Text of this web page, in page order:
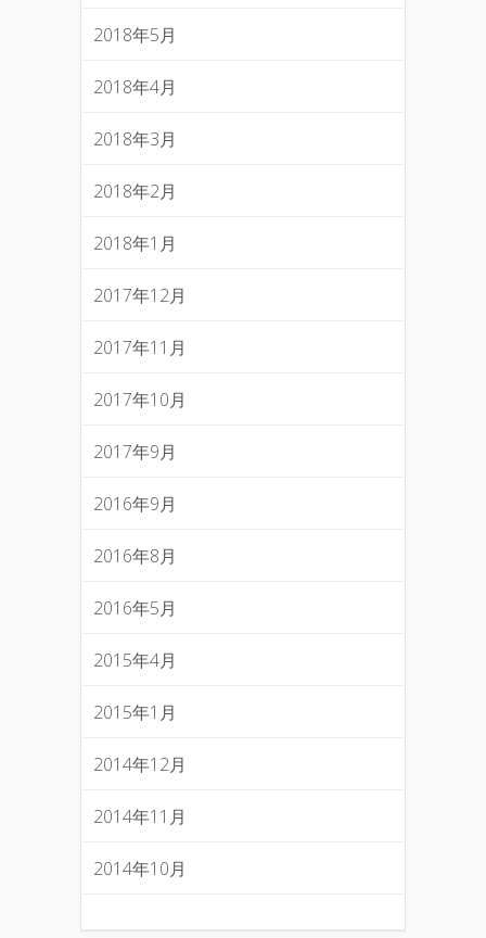
2018年5月
2018年4月
2018年3月
2018年2月
2018年1月
2017年12月
2017年11月
2017年10月
2017年9月
2016年9月
2016年8月
2016年5月
2015年4月
2015年1月
2014年12月
2014年11月
2014年10月